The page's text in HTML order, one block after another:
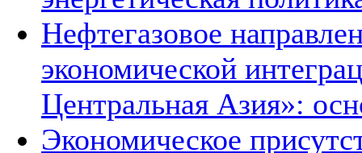
Нефтегазовое
экономической
Центральная Азия»:
Экономическое